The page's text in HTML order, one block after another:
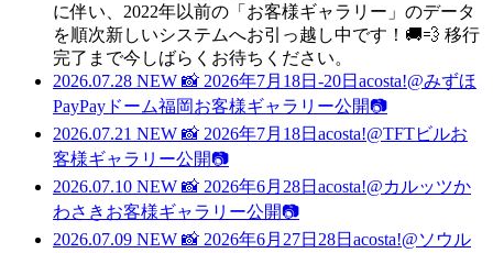
に伴い、2022年以前の「お客様ギャラリー」のデータ
を順次新しいシステムへお引っ越し中です！🚚💨 移行
完了まで今しばらくお待ちください。
2026.07.28 NEW 📸 2026年7月18日-20日acosta!@みずほ
PayPayドーム福岡お客様ギャラリー公開📷
2026.07.21 NEW 📸 2026年7月18日acosta!@TFTビルお
客様ギャラリー公開📷
2026.07.10 NEW 📸 2026年6月28日acosta!@カルッツか
わさきお客様ギャラリー公開📷
2026.07.09 NEW 📸 2026年6月27日28日acosta!@ソウル